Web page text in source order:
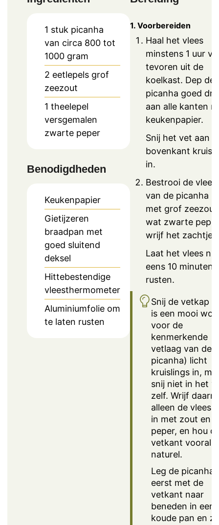
1 stuk picanha
van circa 800 tot
1000 gram
2 eetlepels grof
zeezout
1 theelepel
versgemalen
zwarte peper
Benodigdheden
Keukenpapier
Gietijzeren
braadpan met
goed sluitend
deksel
Hittebestendige
vleesthermometer
Aluminiumfolie om
te laten rusten
1. Voorbereiden
Haal het vlees
minstens 1 uur
tevoren uit de
koelkast. Dep de
picanha goed
aan alle kanten
keukenpapier.
Snij het vet aan
bovenkant
in.
Bestrooi de
van de picanha
met grof zeezout
wat zwarte
wrijf het zachtjes
Laat het vlees nu
eens 10 minuten
rusten.
Snij de vetkap
is een mooi
voor de
kenmerkende
vetlaag van de
picanha) licht
kruislings in,
snij niet in het
zelf. Wrijf
alleen de
in met zout en
peper, en hou
vetkant vooral
naturel.
Leg de picanha
eerst met de
vetkant naar
beneden in een
koude pan en